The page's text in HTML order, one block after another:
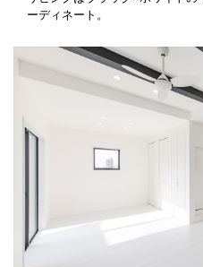
ーディネート。